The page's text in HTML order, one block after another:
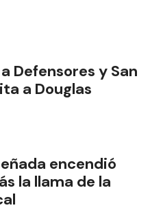
Defensores y San
a Douglas
encendió
la llama de la